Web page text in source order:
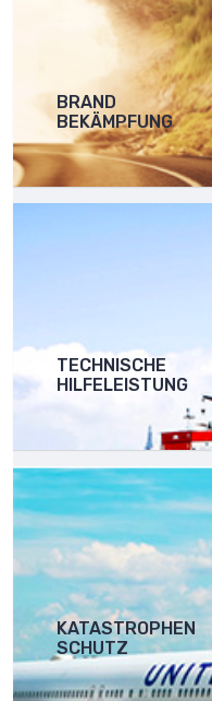
BRAND
BEKÄMPFUNG
TECHNISCHE
HILFELEISTUNG
KATASTROPHEN
SCHUTZ